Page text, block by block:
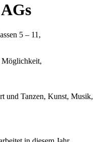
5 – 11,
Möglichkeit,
und Tanzen, Kunst, Musik,